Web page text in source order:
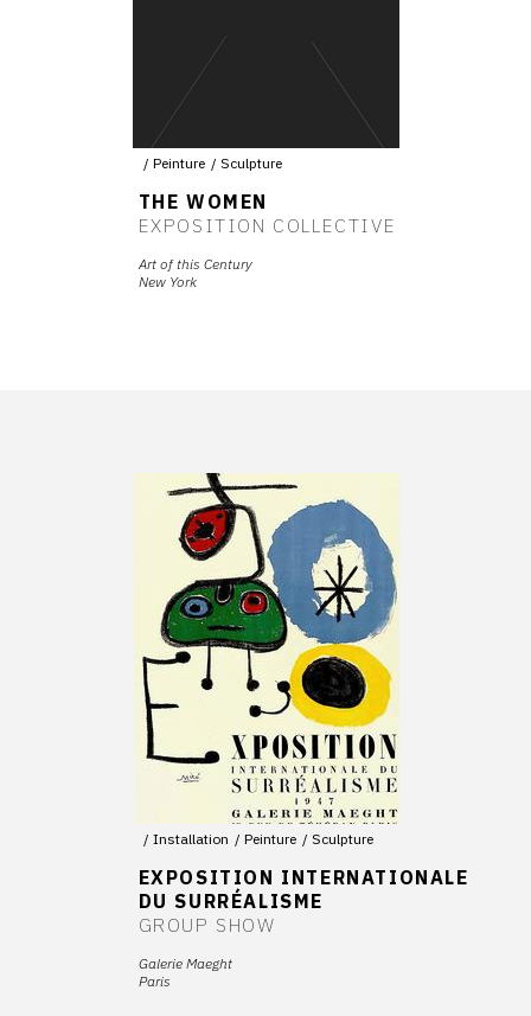
Peinture Sculpture
THE WOMEN
EXPOSITION COLLECTIVE
Art of this Century
New York
Installation Peinture Sculpture
EXPOSITION INTERNATIONALE
DU SURRÉALISME
GROUP SHOW
Galerie Maeght
Paris